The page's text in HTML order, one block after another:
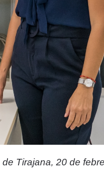
Tirajana, 20 de